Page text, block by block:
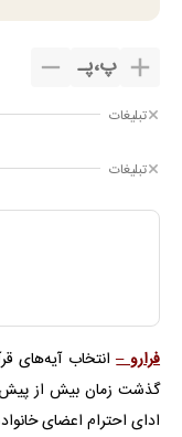
پ،پـ
تبلیغات
تبلیغات
فرارو –انتخاب آیه‌های
گذشت زمان بیش از پیش
ادای احترام اعضای